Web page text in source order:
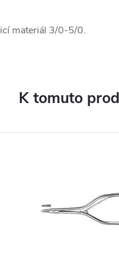
materiál 3/0-5/0.
K tomuto